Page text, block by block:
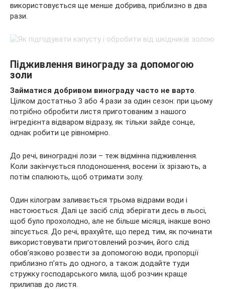
використовується ще менше добрива, приблизно в два
рази.
Підживлення винограду за допомогою
золи
Займатися добривом винограду часто не варто.
Цілком достатньо 3 або 4 рази за один сезон: при цьому
потрібно обробити листя приготованим з нашого
інгредієнта відваром відразу, як тільки зайде сонце,
однак робити це рівномірно.
До речі, виноградні лози – теж відмінна підживлення.
Коли закінчується плодоношення, восени їх зрізають, а
потім спалюють, щоб отримати золу.
Один кілограм заливається трьома відрами води і
настоюється. Далі це засіб слід зберігати десь в льосі,
щоб було прохолодно, але не більше місяця, інакше воно
зіпсується. До речі, врахуйте, що перед тим, як починати
використовувати приготовлений розчин, його слід
обов’язково розвести за допомогою води, пропорції
приблизно п’ять до одного, а також додайте туди
стружку господарського мила, щоб розчин краще
прилипав до листя.